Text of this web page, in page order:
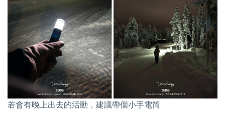
若會有晚上出去的活動，建議帶個小手電筒